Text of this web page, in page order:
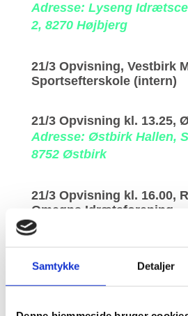
Samtykke Detaljer
Adresse: Lyseng
2, 8270 Højbjerg
21/3 Opvisning, Vestbirk
Sportsefterskole (intern)
21/3 Opvisning kl. 13.25,
Adresse: Østbirk Hallen,
8752 Østbirk
21/3 Opvisning kl. 16.00,
Omegns Idrætsforening
Adresse: Rask Mølle
Skolebakken 1, 8763
22/3 Opvisning kl. 11.00,